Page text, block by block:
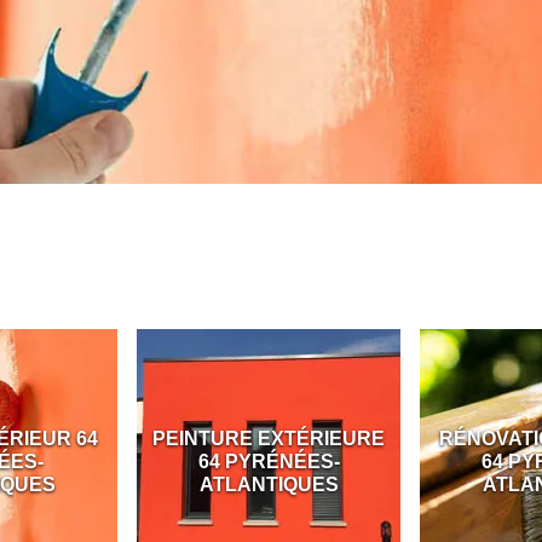
64
PEINTURE EXTÉRIEURE
64 PYRÉNÉES-
ATLANTIQUES
64